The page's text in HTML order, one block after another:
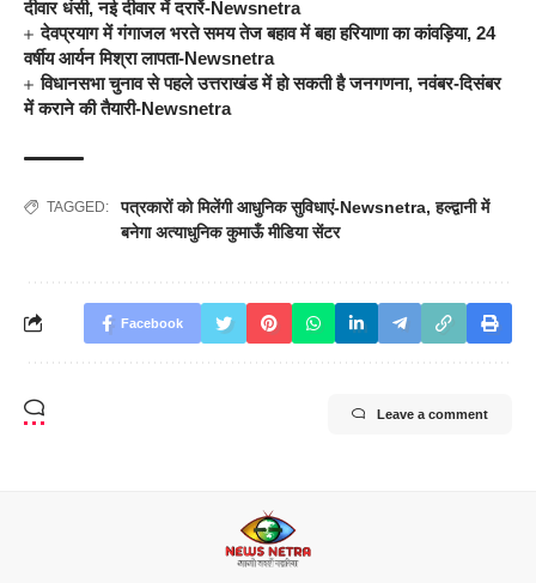
दीवार धंसी, नई दीवार में दरारें-Newsnetra
देवप्रयाग में गंगाजल भरते समय तेज बहाव में बहा हरियाणा का कांवड़िया, 24
वर्षीय आर्यन मिश्रा लापता-Newsnetra
विधानसभा चुनाव से पहले उत्तराखंड में हो सकती है जनगणना, नवंबर-दिसंबर
में कराने की तैयारी-Newsnetra
TAGGED: पत्रकारों को मिलेंगी आधुनिक सुविधाएं-Newsnetra,हल्द्वानी में
बनेगा अत्याधुनिक कुमाऊँ मीडिया सेंटर
Facebook
Leave a comment